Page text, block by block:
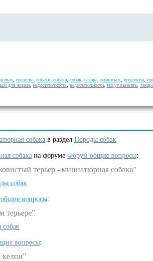
средства собаки собака собак сахара развиться продукты
для жизни недостаточность недостаточности могут вызвать
собака в раздел Породы собак
собака на форуме Форум общие вопросы:
терьер - миниатюрная собака"
собак
вопросы:
терьере"
вопросы:
келпи"